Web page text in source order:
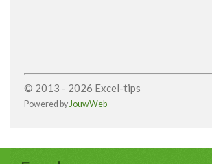
© 2013 - 2026 Excel-tips
Powered by JouwWeb